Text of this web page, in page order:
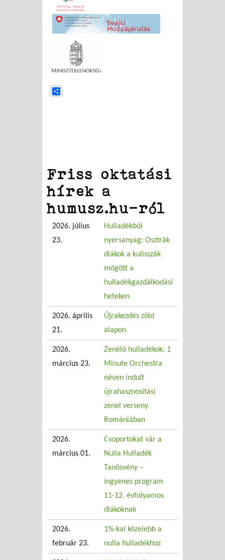
Friss oktatási
hírek a
humusz.hu-ról
2026. július
23.
Hulladékból
nyersanyag: Osztrák
diákok a kulisszák
mögött a
hulladékgazdálkodási
heteken
2026. április
21.
Újrakezdés zöld
alapon
2026.
március 23.
Zenélő hulladékok: 1
Minute Orchestra
néven indult
újrahasznosítási
zenei verseny
Romániában
2026.
március 01.
Csoportokat vár a
Nulla Hulladék
Tanösvény –
ingyenes program
11-12. évfolyamos
diákoknak
2026.
február 23.
1%-kal közelebb a
nulla hulladékhoz